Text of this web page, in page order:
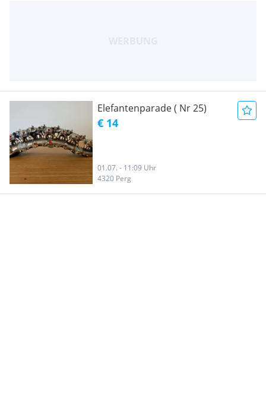
Elefantenparade ( Nr 25)
€ 14
01.07. - 11:09 Uhr
4320 Perg